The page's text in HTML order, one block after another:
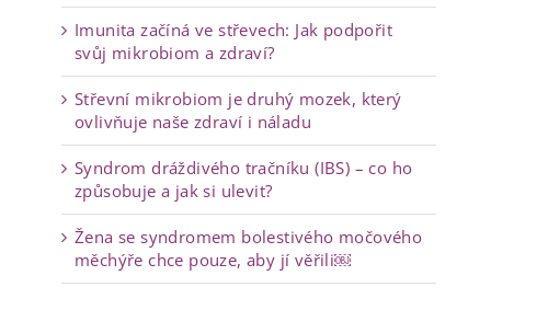
Imunita začíná ve střevech: Jak podpořit
svůj mikrobiom a zdraví?
Střevní mikrobiom je druhý mozek, který
ovlivňuje naše zdraví i náladu
Syndrom dráždivého tračníku (IBS) – co ho
způsobuje a jak si ulevit?
Žena se syndromem bolestivého močového
měchýře chce pouze, aby jí věřili￼